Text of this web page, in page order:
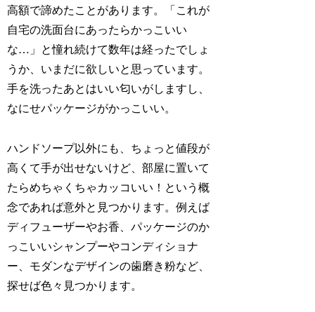
高額で諦めたことがあります。「これが
自宅の洗面台にあったらかっこいい
な…」と憧れ続けて数年は経ったでしょ
うか、いまだに欲しいと思っています。
手を洗ったあとはいい匂いがしますし、
なにせパッケージがかっこいい。
ハンドソープ以外にも、ちょっと値段が
高くて手が出せないけど、部屋に置いて
たらめちゃくちゃカッコいい！という概
念であれば意外と見つかります。例えば
ディフューザーやお香、パッケージのか
っこいいシャンプーやコンディショナ
ー、モダンなデザインの歯磨き粉など、
探せば色々見つかります。